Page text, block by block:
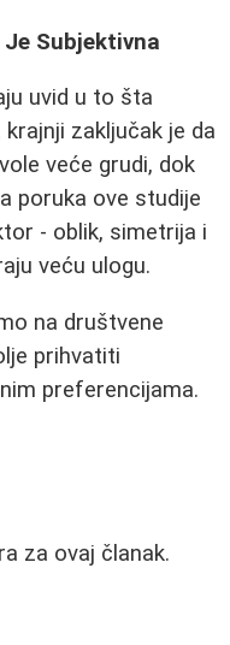
Subjektivna
uvid u to šta
zaključak je da
veće grudi, dok
poruka ove studije
- oblik, simetrija i
veću ulogu.
na društvene
prihvatiti
preferencijama.
za ovaj članak.